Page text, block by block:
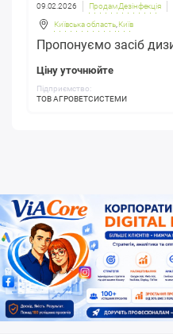
09.02.2026 Продам Дезінфекція
Київська область, Київ
Пропонуємо засіб
Ціну уточнюйте
Підприємство:
ТОВ АГРОВЕТСИСТЕМИ